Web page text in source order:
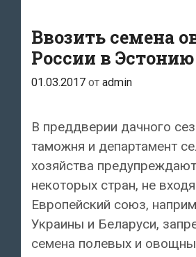
Ввозить семена
России в
01.03.2017 от admin
В преддверии дачного
таможня и департамент
хозяйства
некоторых стран, не
Европейский союз,
Украины и Беларуси,
семена полевых и